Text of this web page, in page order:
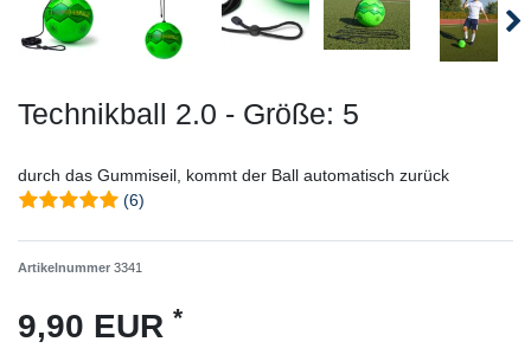
Technikball 2.0 - Größe: 5
durch das Gummiseil, kommt der Ball automatisch zurück
(6)
Artikelnummer 3341
9,90 EUR *